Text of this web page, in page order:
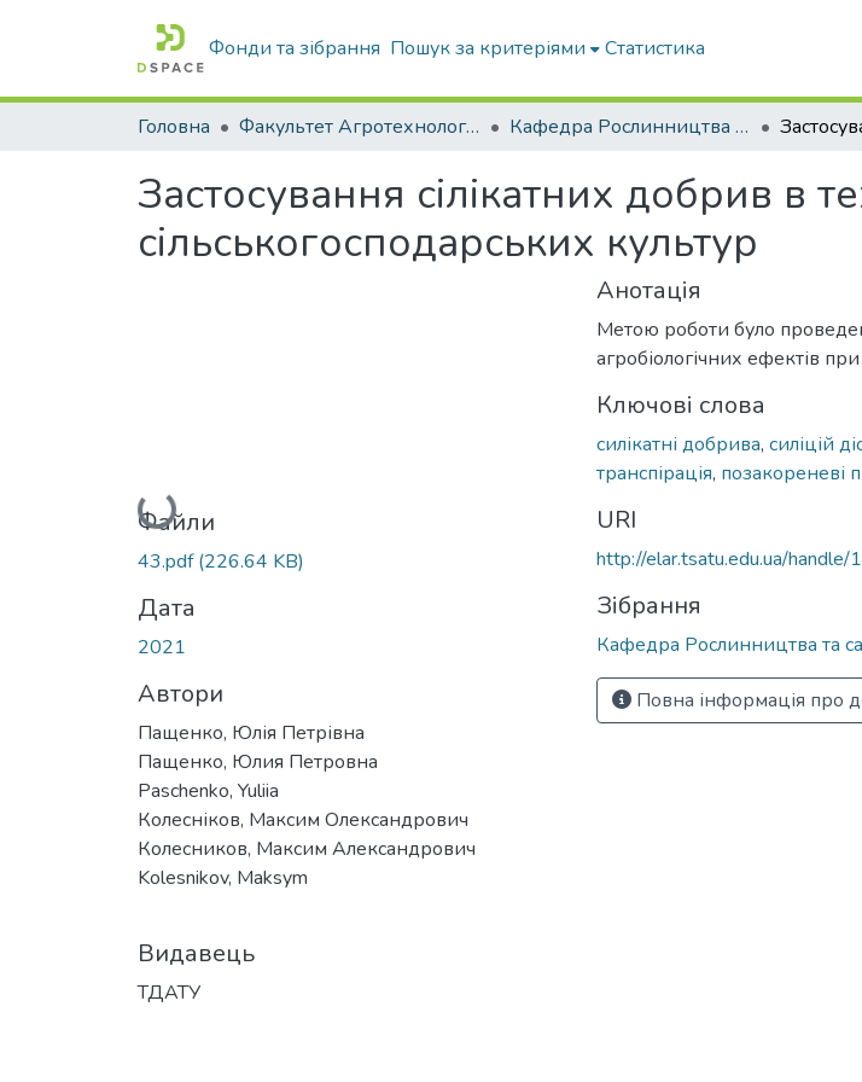
Фонди та зібрання Пошук за критеріями Статистика
Головна Факультет Агротехнологій та екології Кафедра Рослинництва та садівництва ім. професора В.В. Калитки
Застосування сілікатних добрив в
сільськогосподарських культур
Вантажиться...
Файли
43.pdf(226.64 KB)
Дата
2021
Автори
Пащенко, Юлія Петрівна
Пащенко, Юлия Петровна
Paschenko, Yuliia
Колесніков, Максим Олександрович
Колесников, Максим Александрович
Kolesnikov, Maksym
Видавець
ТДАТУ
Анотація
Метою роботи було
агробіологічних ефектів
Ключові слова
силікатні добрива, силіцій
транспірація, позакореневі
URI
http://elar.tsatu.edu.ua/
Зібрання
Кафедра Рослинництва та
Повна інформація про